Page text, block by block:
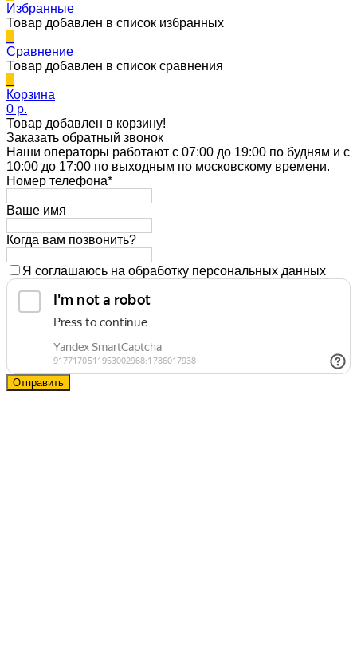
Избранные
Товар добавлен в список избранных
Сравнение
Товар добавлен в список сравнения
Корзина
0 p.
Товар добавлен в корзину!
Заказать обратный звонок
Наши операторы работают с 07:00 до 19:00 по будням и с
10:00 до 17:00 по выходным по московскому времени.
Номер телефона*
Ваше имя
Когда вам позвонить?
Я соглашаюсь на обработку персональных данных